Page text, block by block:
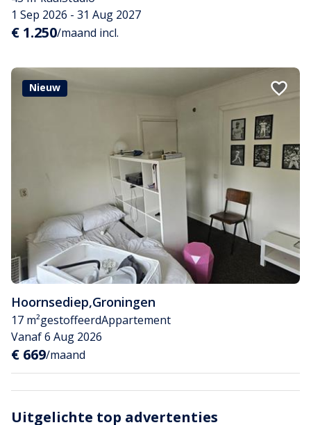
1 Sep 2026 - 31 Aug 2027
€ 1.250/maand incl.
Nieuw
Hoornsediep,Groningen
17 m²gestoffeerdAppartement
Vanaf 6 Aug 2026
€ 669/maand
Uitgelichte top advertenties